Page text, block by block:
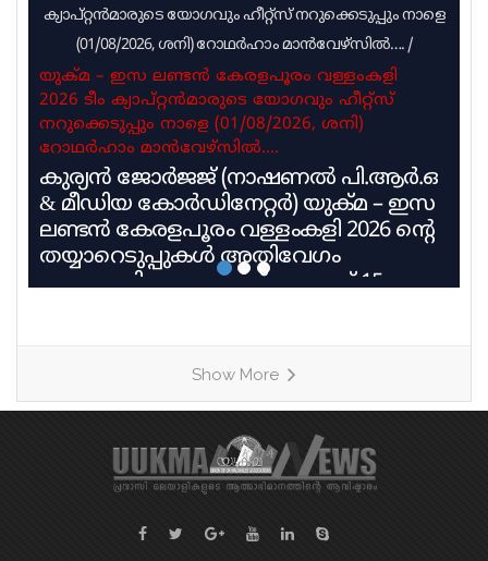
ക്യാപ്റ്റൻമാരുടെ യോഗവും ഹീറ്റ്സ് നറുക്കെടുപ്പും നാളെ
(01/08/2026, ശനി) റോഥർഹാം മാൻവേഴ്സിൽ…. /
യുക്മ – ഇസ ലണ്ടൻ കേരളപൂരം വള്ളംകളി
2026 ടീം ക്യാപ്റ്റൻമാരുടെ യോഗവും ഹീറ്റ്സ്
നറുക്കെടുപ്പും നാളെ (01/08/2026, ശനി)
റോഥർഹാം മാൻവേഴ്സിൽ….
കുര്യൻ ജോർജജ് (നാഷണൽ പി.ആർ.ഒ
& മീഡിയ കോർഡിനേറ്റർ) യുക്മ – ഇസ
ലണ്ടൻ കേരളപൂരം വള്ളംകളി 2026 ൻ്റെ
തയ്യാറെടുപ്പുകൾ അതിവേഗം
പുരോഗമിക്കുകയാണ്. ആഗസ്റ്റ് 15
യുക്മ കേരളപൂരം വള്ളംകളിയും യുക്മ
തെരേസാസ് ഓണച്ചന്തം ‘മലയാളി
സുന്ദരി സീസൺ 2’ മത്സരവും
അനുബന്ധ കലാപരിപാടികളും ഏറ്റവും
ഭംഗിയായി നടത്തുവാനുള്ള
ഒരുക്കങ്ങളാണ് യുക്മ ദേശീയ സമിതി
നടത്തി വരുന്നതെന്ന് ദേശീയ പ്രസിഡൻ്റ്
അഡ്വ. എബി സെബാസ്റ്റ്യൻ, ജനറൽ
Show More